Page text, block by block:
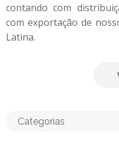
contando com
com exportação de
Latina.
Categorias